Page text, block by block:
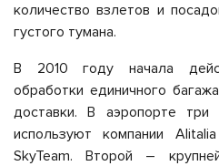
количество взлетов и
густого тумана.
В 2010 году начала
обработки единичного
доставки. В аэропорте
используют компании
SkyTeam. Второй –